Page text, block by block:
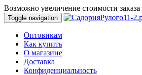
Возможно увеличение стоимости
Toggle navigation
Оптовикам
Как купить
О магазине
Доставка
Конфиденциальность